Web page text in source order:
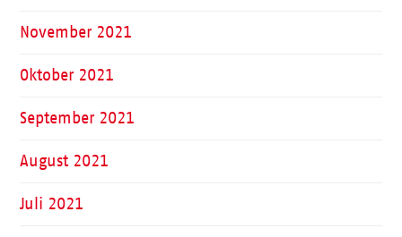
November 2021
Oktober 2021
September 2021
August 2021
Juli 2021